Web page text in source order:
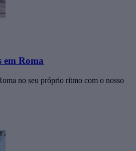
em Roma
no seu próprio ritmo com o nosso